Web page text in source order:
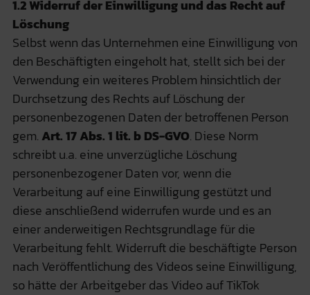
1.2 Widerruf der Einwilligung und das Recht auf
Löschung
Selbst wenn das Unternehmen eine Einwilligung von
den Beschäftigten eingeholt hat, stellt sich bei der
Verwendung ein weiteres Problem hinsichtlich der
Durchsetzung des Rechts auf Löschung der
personenbezogenen Daten der betroffenen Person
gem. Art. 17 Abs. 1 lit. b DS-GVO. Diese Norm
schreibt u.a. eine unverzügliche Löschung
personenbezogener Daten vor, wenn die
Verarbeitung auf eine Einwilligung gestützt und
diese anschließend widerrufen wurde und es an
einer anderweitigen Rechtsgrundlage für die
Verarbeitung fehlt. Widerruft die beschäftigte Person
nach Veröffentlichung des Videos seine Einwilligung,
so hätte der Arbeitgeber das Video auf TikTok